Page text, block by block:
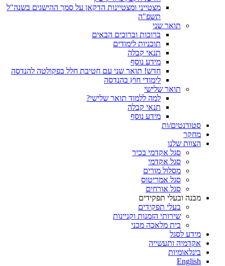
מצטייני ומצטיינות הדקאן על סמך ההישגים בשנה"ל
תשפ"ה
תואר שני
ברוכות וברוכים הבאים
תוכניות לימודים
תנאי קבלה
מידע נוסף
חדש! תואר שני עם חטיבת חלל בפקולטה להנדסה
לימודי חוץ בהנדסה
תואר שלישי
למה ללמוד תואר שלישי?
תנאי קבלה
מידע נוסף
סטודנטים/ות
מחקר
הצוות שלנו
סגל אקדמי בכיר
סגל אקדמי
מסלול מורים
סגל אמריטוס
סגל אורחים
מבנה ובעלי תפקידים
בעלי תפקידים
שירותי הזמנות וקניינות
בית מלאכה מכני
מידע לסגל
אקדמיה ותעשייה
בינלאומיות
English